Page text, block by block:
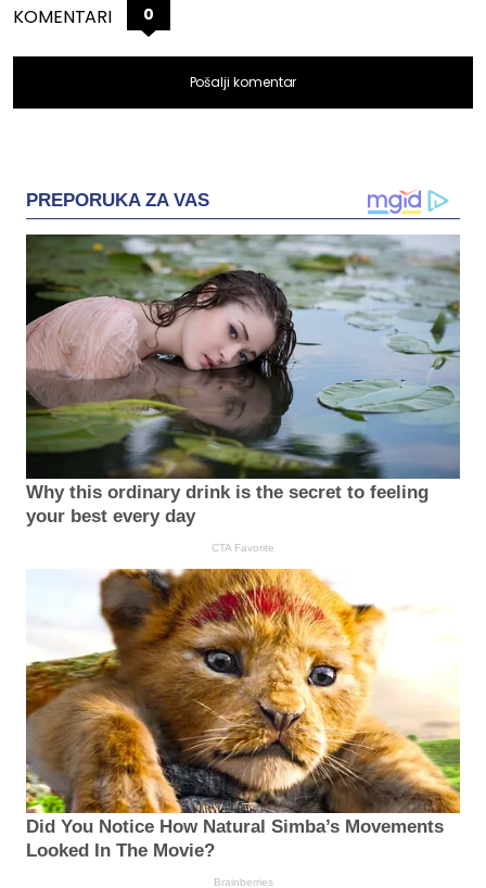
KOMENTARI 0
Pošalji komentar
PREPORUKA ZA VAS
Why this ordinary drink is the secret to feeling
your best every day
CTA Favorite
Did You Notice How Natural Simba’s Movements
Looked In The Movie?
Brainberries